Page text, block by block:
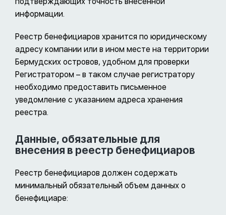
информации.
Реестр бенефициаров хранится по юридическому
адресу компании или в ином месте на территории
Бермудских островов, удобном для проверки
Регистратором – в таком случае регистратору
необходимо предоставить письменное
уведомление с указанием адреса хранения
реестра.
Данные, обязательные для
внесения в реестр бенефициаров
Реестр бенефициаров должен содержать
минимальный обязательный объем данных о
бенефициаре: